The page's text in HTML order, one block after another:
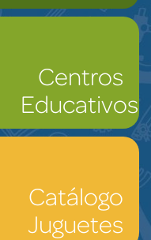
Centros
Educativos
Catálogo
Juguetes